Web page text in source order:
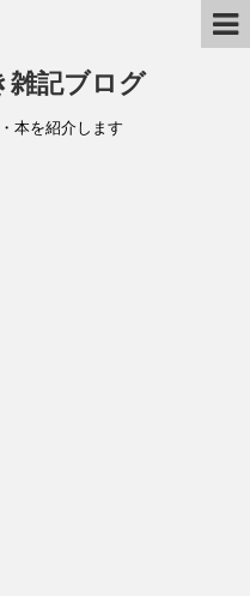
雑記ブログ
本を紹介します